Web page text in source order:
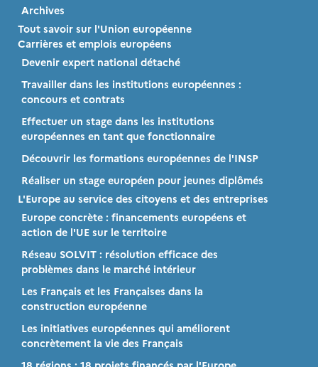
Archives
Tout savoir sur l'Union européenne
Carrières et emplois européens
Devenir expert national détaché
Travailler dans les institutions européennes :
concours et contrats
Effectuer un stage dans les institutions
européennes en tant que fonctionnaire
Découvrir les formations européennes de l'INSP
Réaliser un stage européen pour jeunes diplômés
L'Europe au service des citoyens et des entreprises
Europe concrète : financements européens et
action de l'UE sur le territoire
Réseau SOLVIT : résolution efficace des
problèmes dans le marché intérieur
Les Français et les Françaises dans la
construction européenne
Les initiatives européennes qui améliorent
concrètement la vie des Français